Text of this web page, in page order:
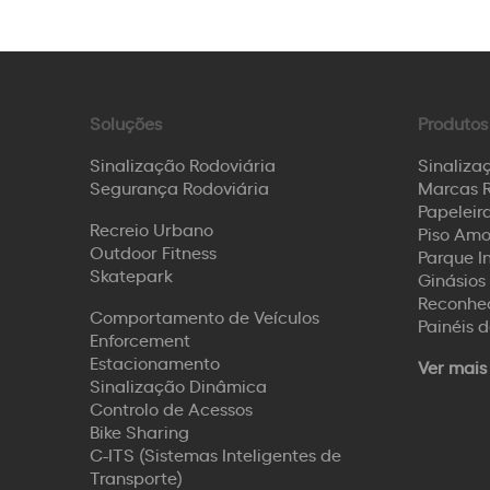
Soluções
Sinalização Rodoviária
Segurança Rodoviária
Recreio Urbano
Outdoor Fitness
Skatepark
Comportamento de Veículos
Enforcement
Estacionamento
Sinalização Dinâmica
Controlo de Acessos
Bike Sharing
C-ITS (Sistemas Inteligentes de
Transporte)
Produtos
Marcas
Piso
Parque
Painéis
Ver mais